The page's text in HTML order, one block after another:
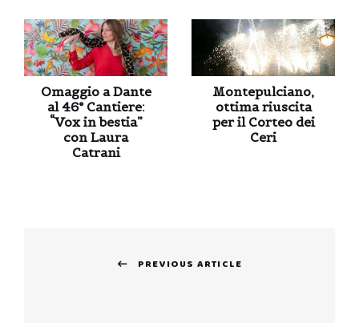
Omaggio a Dante
al 46° Cantiere:
“Vox in bestia”
con Laura
Catrani
Montepulciano,
ottima riuscita
per il Corteo dei
Ceri
PREVIOUS ARTICLE